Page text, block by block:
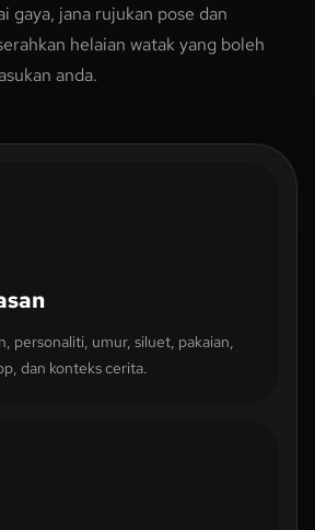
gaya, jana rujukan pose dan
helaian watak yang boleh
anda.
personaliti, umur, siluet, pakaian,
dan konteks cerita.